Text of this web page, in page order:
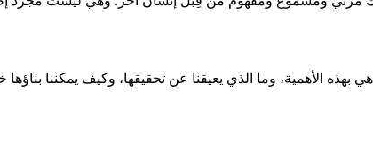
الأهمية، وما الذي يعيقنا عن تحقيقها، وكيف يمكننا